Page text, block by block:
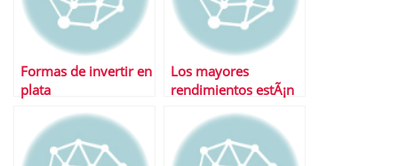
Formas de invertir en
plata
Los mayores
rendimientos estÃ¡n